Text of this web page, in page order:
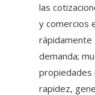
las
y comercios
rápidamente
demanda;
propiedades
rapidez,